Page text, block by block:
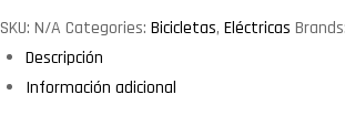
SKU: N/A Categories: Bicicletas, Eléctricas Brands:
Descripción
Información adicional